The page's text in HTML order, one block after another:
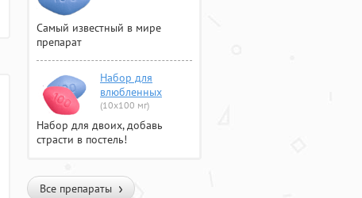
Самый известный в мире
препарат
Набор для
влюбленных
(10х100 мг)
Набор для двоих, добавь
страсти в постель!
Все препараты